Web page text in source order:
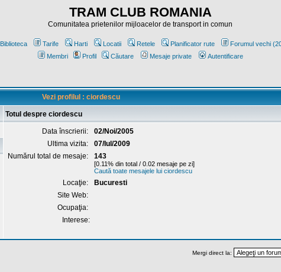
TRAM CLUB ROMANIA
Comunitatea prietenilor mijloacelor de transport in comun
Biblioteca Tarife Harti Locatii Retele Planificator rute Forumul vechi
Membri
Profil Căutare Mesaje private Autentificare
Vezi profilul : ciordescu
Totul despre ciordescu
Data înscrierii:
02/Noi/2005
Ultima vizita:
07/Iul/2009
Numărul total de mesaje:
143
[0.11% din total / 0.02 mesaje pe zi]
Caută toate mesajele lui ciordescu
Locaţie:
Bucuresti
Site Web:
Ocupaţia:
Interese:
Mergi direct la: